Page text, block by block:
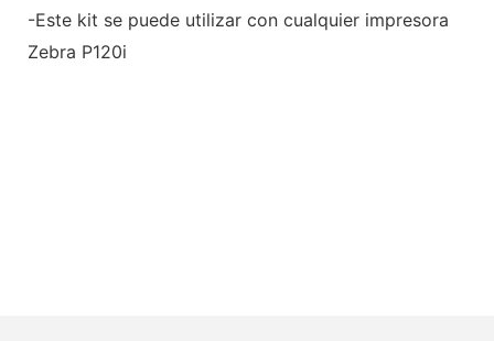
-Este kit se puede utilizar con cualquier impresora
Zebra P120i